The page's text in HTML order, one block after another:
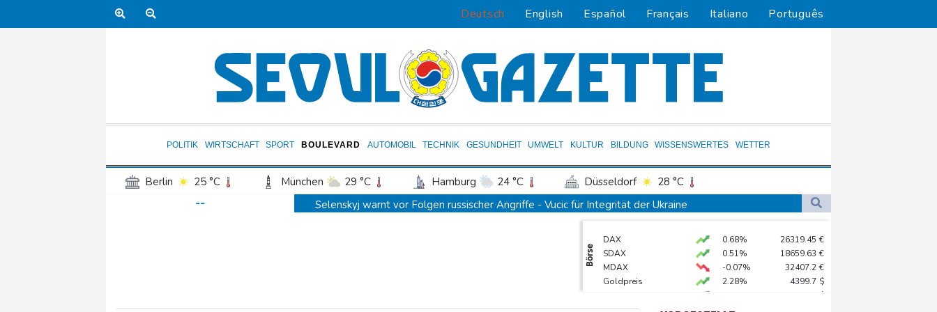
Deutsch English Español Français Italiano Português
POLITIK WIRTSCHAFT SPORT BOULEVARD AUTOMOBIL TECHNIK GESUNDHEIT UMWELT KULTUR BILDUNG WISSENSWERTES WETTER
Berlin 25 °C München 29 °C Hamburg 24 °C Düsseldorf
28 °C
Frankfurt am Main
Potsdam 25 °C Leipzig 27 °C Dortmund
Bremen
Wien
--
Selenskyj warnt vor Folgen russischer Angriffe - Vucic für Integrität der Ukraine
Drohne explodiert an der Grenze zwischen Rumänien und Bulgarien nahe Gaspipeline
Absturz von Ultraleichtflugzeug: 72-jähriger Pilot stirbt in Baden-Württemberg
Börse
DAX 0.68% 26319.45 €
SDAX
0.51% 18659.63 €
MDAX
-0.07% 32407.2 €
Goldpreis
2.28% 4399.7 $
$
Euro STOXX 50
0.33%